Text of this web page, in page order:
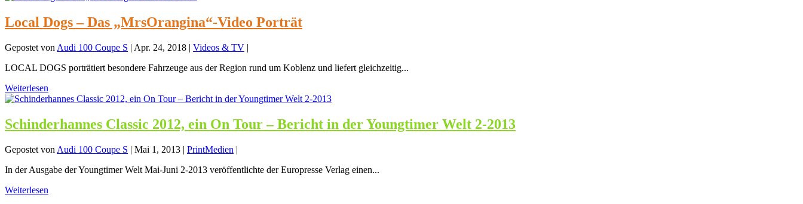
Local Dogs – Das „MrsOrangina“-Video Porträt
Gepostet von Audi 100 Coupe S | Apr. 24, 2018 | Videos & TV |
LOCAL DOGS porträtiert besondere Fahrzeuge aus der Region rund um Koblenz und liefert gleichzeitig...
Weiterlesen
Schinderhannes Classic 2012, ein On Tour – Bericht in der Youngtimer Welt 2-2013
Gepostet von Audi 100 Coupe S | Mai 1, 2013 | PrintMedien |
In der Ausgabe der Youngtimer Welt Mai-Juni 2-2013 veröffentlichte der Europresse Verlag einen...
Weiterlesen